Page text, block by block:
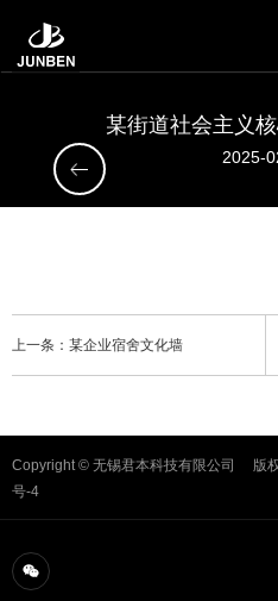
某街道社会主义
2025-
上一条：某企业宿舍文化墙
Copyright © 无锡君本科技有限公司 版
号-4